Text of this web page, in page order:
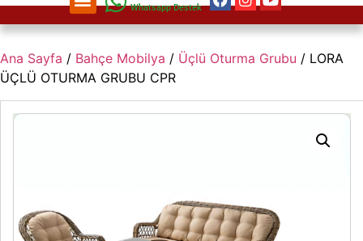
Whatsapp Destek
Ana Sayfa / Bahçe Mobilya / Üçlü Oturma Grubu / LORA
ÜÇLÜ OTURMA GRUBU CPR